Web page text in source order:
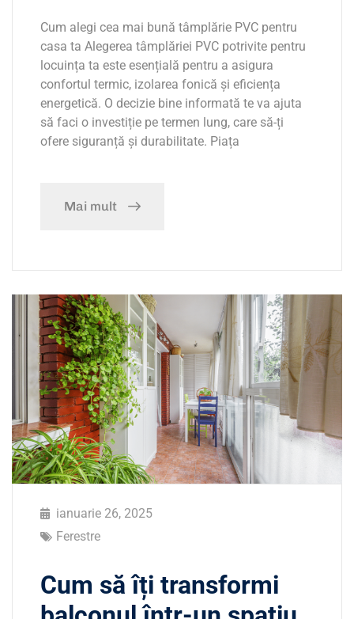
Cum alegi cea mai bună tâmplărie PVC pentru
casa ta Alegerea tâmplăriei PVC potrivite pentru
locuința ta este esențială pentru a asigura
confortul termic, izolarea fonică și eficiența
energetică. O decizie bine informată te va ajuta
să faci o investiție pe termen lung, care să-ți
ofere siguranță și durabilitate. Piața
Mai mult
ianuarie 26, 2025
Ferestre
Cum să îți transformi